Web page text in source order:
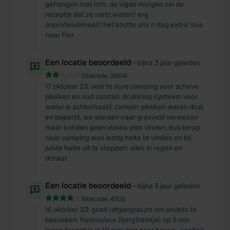
gehangen met info. de vlgde morgen zei de
receptie dat ze niets wisten! erg
onprofessioneel!! het kostte ons n dag extra! bus
naar Flor
Een locatie beoordeeld—bijna 3 jaar geleden
Sitecode: 28641
17 oktober 23: veel te dure camping voor scheve
plekken en oud sanitair. drukknop systeem voor
water is achterhaald. camper plekken waren druk
en beperkt, we werden naar grasveld verwezen
maar konden geen vlakke plek vinden, bus terug
naar camping was lastig halte te vinden en bij
juiste halte uit te stappen: alles in regen en
donker
Een locatie beoordeeld—bijna 3 jaar geleden
Sitecode: 4705
16 oktober 23: goed uitgangspunt om orvieto te
bezoeken. fonicouleur (bergtreintje) op 5 min